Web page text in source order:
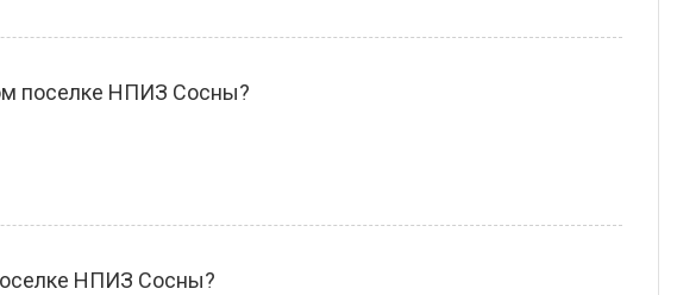
поселке НПИЗ Сосны?
НПИЗ Сосны?